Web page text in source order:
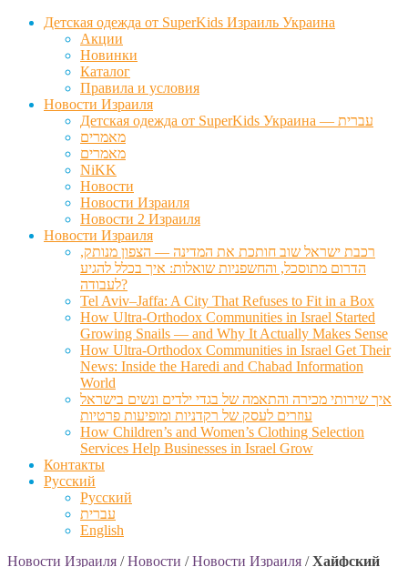
Детская одежда от SuperKids Израиль Украина
Акции
Новинки
Каталог
Правила и условия
Новости Израиля
Детская одежда от SuperKids Украина — עברית
מאמרים
מאמרים
NiKK
Новости
Новости Израиля
Новости 2 Израиля
Новости Израиля
רכבת ישראל שוב חותכת את המדינה — הצפון מנותק,
הדרום מתוסכל, והחשפניות שואלות: איך בכלל להגיע
לעבודה?
Tel Aviv–Jaffa: A City That Refuses to Fit in a Box
How Ultra-Orthodox Communities in Israel Started
Growing Snails — and Why It Actually Makes Sense
How Ultra-Orthodox Communities in Israel Get Their
News: Inside the Haredi and Chabad Information
World
איך שירותי מכירה והתאמה של בגדי ילדים ונשים בישראל
עוזרים לעסק של רקדניות ומופיעות פרטיות
How Children’s and Women’s Clothing Selection
Services Help Businesses in Israel Grow
Контакты
Русский
Русский
עברית
English
Новости Израиля /Новости /Новости Израиля /Хайфский